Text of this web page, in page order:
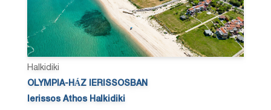
Halkidiki
OLYMPIA-HÁZ IERISSOSBAN
Ierissos Athos Halkidiki